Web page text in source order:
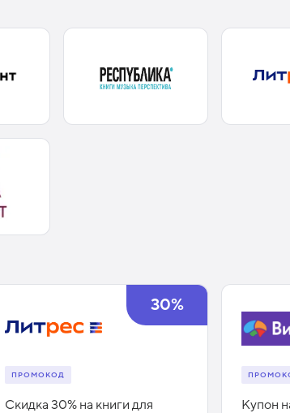
30%
ПРОМОКОД
Скидка 30% на книги для
Купон